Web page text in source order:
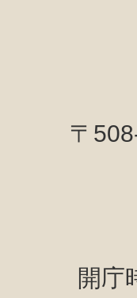
〒
開庁